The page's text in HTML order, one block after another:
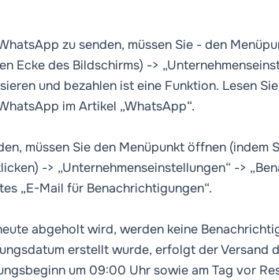
zu senden, müssen Sie - den
Ecke des Bildschirms) ->
und bezahlen ist eine Funktion. Lesen
im Artikel „WhatsApp“.
müssen Sie den Menüpunkt öffnen (indem
-> „Unternehmenseinstellungen“ ->
„E-Mail für Benachrichtigungen“.
abgeholt wird, werden keine
erstellt wurde, erfolgt der Versand
um 09:00 Uhr sowie am Tag vor